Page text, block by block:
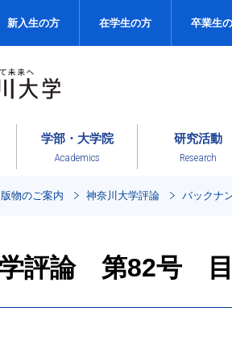
新入生の方 在学生の方 卒業生
学部・大学院
Academics
研究活動
Research
物のご案内 神奈川大学評論 バックナ
学評論 第82号